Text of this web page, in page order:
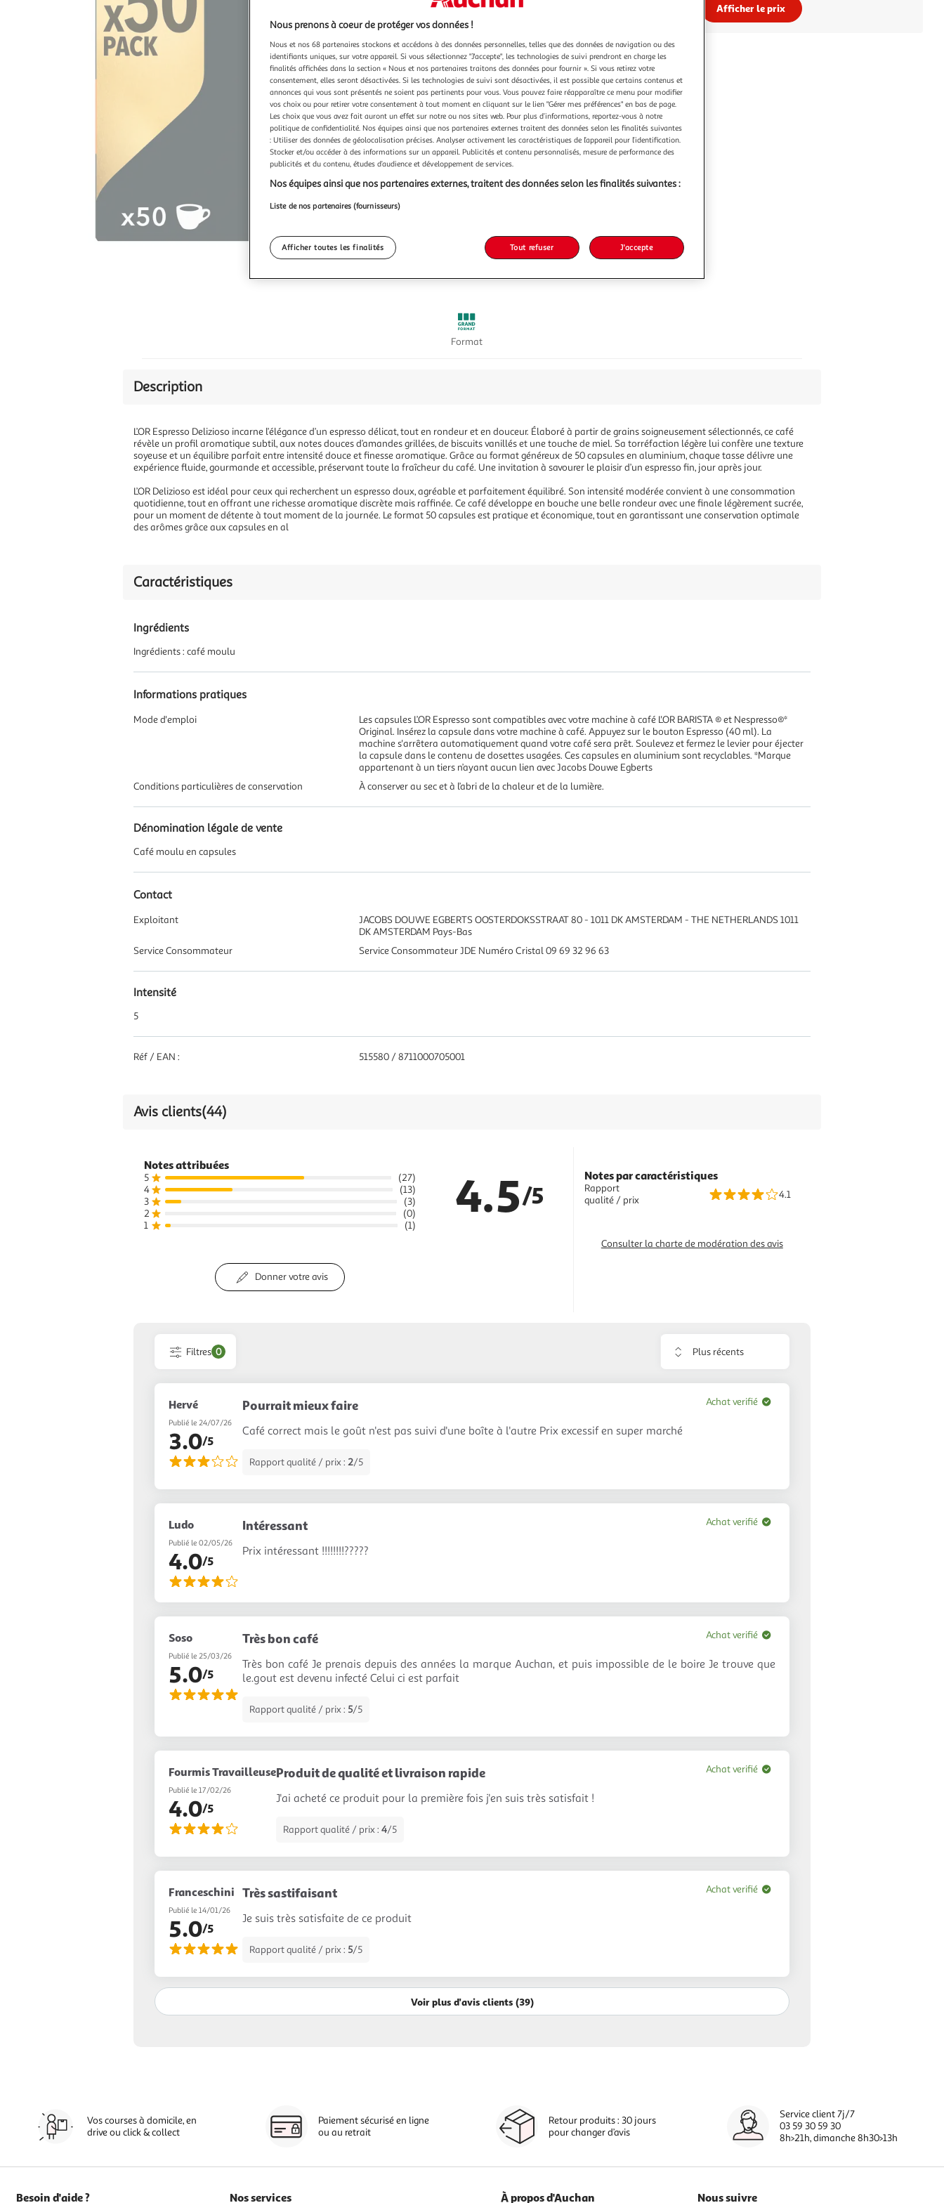
Afficher le prix
Format
Description
L’OR Espresso Delizioso incarne l’élégance d’un espresso délicat, tout en rondeur et en douceur. Élaboré à partir de grains soigneusement sélectionnés, ce café
révèle un profil aromatique subtil, aux notes douces d’amandes grillées, de biscuits vanillés et une touche de miel. Sa torréfaction légère lui confère une texture
soyeuse et un équilibre parfait entre intensité douce et finesse aromatique. Grâce au format généreux de 50 capsules en aluminium, chaque tasse délivre une
expérience fluide, gourmande et accessible, préservant toute la fraîcheur du café. Une invitation à savourer le plaisir d’un espresso fin, jour après jour.
L’OR Delizioso est idéal pour ceux qui recherchent un espresso doux, agréable et parfaitement équilibré. Son intensité modérée convient à une consommation
quotidienne, tout en offrant une richesse aromatique discrète mais raffinée. Ce café développe en bouche une belle rondeur avec une finale légèrement sucrée,
pour un moment de détente à tout moment de la journée. Le format 50 capsules est pratique et économique, tout en garantissant une conservation optimale
des arômes grâce aux capsules en al
Caractéristiques
Ingrédients
Ingrédients : café moulu
Informations pratiques
Mode d'emploi
Les capsules L’OR Espresso sont compatibles avec votre machine à café L'OR BARISTA ® et Nespresso®*
Original. Insérez la capsule dans votre machine à café. Appuyez sur le bouton Espresso (40 ml). La
machine s'arrêtera automatiquement quand votre café sera prêt. Soulevez et fermez le levier pour éjecter
la capsule dans le contenu de dosettes usagées. Ces capsules en aluminium sont recyclables. *Marque
appartenant à un tiers n’ayant aucun lien avec Jacobs Douwe Egberts
Conditions particulières de conservation
À conserver au sec et à l’abri de la chaleur et de la lumière.
Dénomination légale de vente
Café moulu en capsules
Contact
Exploitant
JACOBS DOUWE EGBERTS OOSTERDOKSSTRAAT 80 - 1011 DK AMSTERDAM - THE NETHERLANDS 1011
DK AMSTERDAM Pays-Bas
Service Consommateur
Service Consommateur JDE Numéro Cristal 09 69 32 96 63
Intensité
5
Réf / EAN : 515580 / 8711000705001
Avis clients(44)
Notes attribuées
5
(27)
4
(13)
3
(3)
2
(0)
1
(1)
4.5/5
Donner votre avis
Notes par caractéristiques
Rapport
qualité / prix
4.1
Consulter la charte de modération des avis
Filtres 0
Trier
avis
Hervé
Publié le 24/07/26
3.0/5
Pourrait mieux faire
Café correct mais le goût n'est pas suivi d'une boîte à l'autre Prix excessif en super marché
Rapport qualité / prix : 2/5
Achat verifié
Ludo
Publié le 02/05/26
4.0/5
Intéressant
Prix intéressant !!!!!!!!?????
Achat verifié
Soso
Publié le 25/03/26
5.0/5
Très bon café
Très bon café Je prenais depuis des années la marque Auchan, et puis impossible de le boire Je trouve que
le.gout est devenu infecté Celui ci est parfait
Rapport qualité / prix : 5/5
Achat verifié
Fourmis Travailleuse
Publié le 17/02/26
4.0/5
Produit de qualité et livraison rapide
J'ai acheté ce produit pour la première fois j'en suis très satisfait !
Rapport qualité / prix : 4/5
Achat verifié
Franceschini
Publié le 14/01/26
5.0/5
Très sastifaisant
Je suis très satisfaite de ce produit
Rapport qualité / prix : 5/5
Achat verifié
Voir plus d'avis clients (39)
Vos courses à domicile, en
drive ou click & collect
Paiement sécurisé en ligne
ou au retrait
Retour produits : 30 jours
pour changer d’avis
Service client 7j/7
03 59 30 59 30
8h>21h, dimanche 8h30>13h
Besoin d'aide ? Nos services À propos d'Auchan Nous suivre
Nous prenons à coeur de protéger vos données !
Nous et nos 68 partenaires stockons et accédons à des données personnelles, telles que des données de navigation ou des
identifiants uniques, sur votre appareil. Si vous sélectionnez "J'accepte", les technologies de suivi prendront en charge les
finalités affichées dans la section « Nous et nos partenaires traitons des données pour fournir ». Si vous retirez votre
consentement, elles seront désactivées. Si les technologies de suivi sont désactivées, il est possible que certains contenus et
annonces qui vous sont présentés ne soient pas pertinents pour vous. Vous pouvez faire réapparaître ce menu pour modifier
vos choix ou pour retirer votre consentement à tout moment en cliquant sur le lien "Gérer mes préférences" en bas de page.
Les choix que vous avez fait auront un effet sur notre ou nos sites web. Pour plus d’informations, reportez-vous à notre
politique de confidentialité. Nos équipes ainsi que nos partenaires externes traitent des données selon les finalités suivantes
: Utiliser des données de géolocalisation précises. Analyser activement les caractéristiques de l’appareil pour l’identification.
Stocker et/ou accéder à des informations sur un appareil. Publicités et contenu personnalisés, mesure de performance des
publicités et du contenu, études d’audience et développement de services.
Nos équipes ainsi que nos partenaires externes, traitent des données selon les finalités suivantes :
Liste de nos partenaires (fournisseurs)
Afficher toutes les finalités Tout refuser J'accepte